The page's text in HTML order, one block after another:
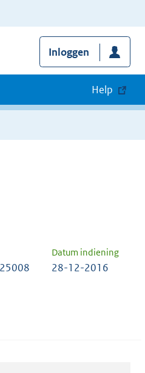
Inloggen
Help
Datum indiening
28-12-2016